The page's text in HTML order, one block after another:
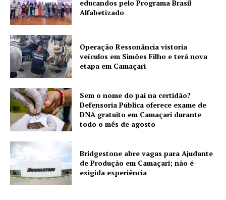
educandos pelo Programa Brasil
Alfabetizado
Operação Ressonância vistoria
veículos em Simões Filho e terá nova
etapa em Camaçari
Sem o nome do pai na certidão?
Defensoria Pública oferece exame de
DNA gratuito em Camaçari durante
todo o mês de agosto
Bridgestone abre vagas para Ajudante
de Produção em Camaçari; não é
exigida experiência